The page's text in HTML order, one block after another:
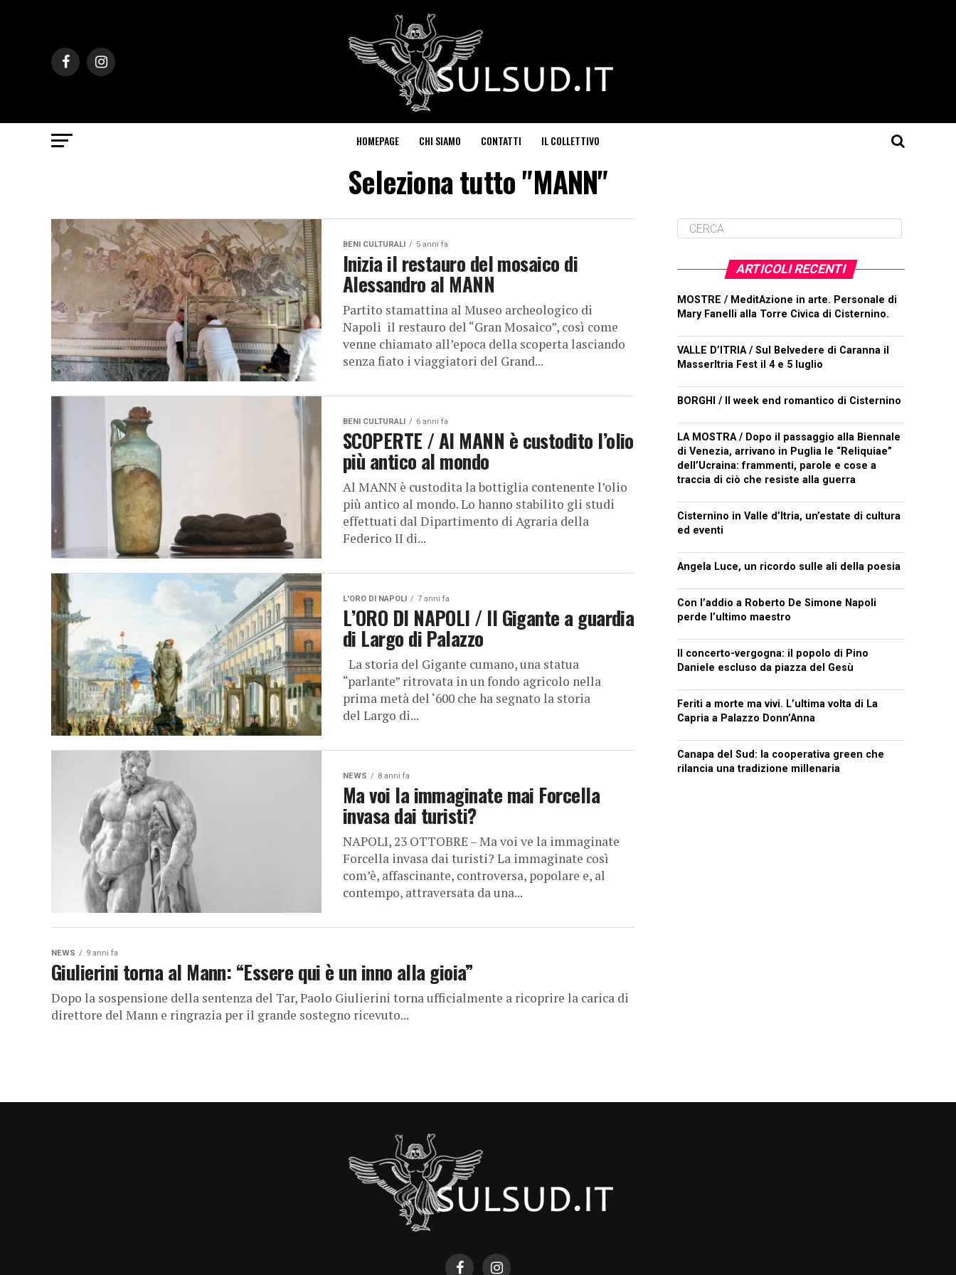
HOMEPAGE CHI SIAMO CONTATTI IL COLLETTIVO
Seleziona tutto "MANN"
BENI CULTURALI 5 anni fa
Inizia il restauro del mosaico di
Alessandro al MANN
Partito stamattina al Museo archeologico di
Napoli il restauro del “Gran Mosaico”, così come
venne chiamato all’epoca della scoperta lasciando
senza fiato i viaggiatori del Grand...
BENI CULTURALI 6 anni fa
SCOPERTE / Al MANN è custodito l’olio
più antico al mondo
Al MANN è custodita la bottiglia contenente l’olio
più antico al mondo. Lo hanno stabilito gli studi
effettuati dal Dipartimento di Agraria della
Federico II di...
L'ORO DI NAPOLI 7 anni fa
L’ORO DI NAPOLI / Il Gigante a guardia
di Largo di Palazzo
La storia del Gigante cumano, una statua
“parlante” ritrovata in un fondo agricolo nella
prima metà del ‘600 che ha segnato la storia
del Largo di...
NEWS 8 anni fa
Ma voi la immaginate mai Forcella
invasa dai turisti?
NAPOLI, 23 OTTOBRE – Ma voi ve la immaginate
Forcella invasa dai turisti? La immaginate così
com’è, affascinante, controversa, popolare e, al
contempo, attraversata da una...
NEWS 9 anni fa
Giulierini torna al Mann: “Essere qui è un inno alla gioia”
Dopo la sospensione della sentenza del Tar, Paolo Giulierini torna ufficialmente a ricoprire la carica di
direttore del Mann e ringrazia per il grande sostegno ricevuto...
ARTICOLI RECENTI
MOSTRE / MeditAzione in arte. Personale di
Mary Fanelli alla Torre Civica di Cisternino.
VALLE D’ITRIA / Sul Belvedere di Caranna il
MasserItria Fest il 4 e 5 luglio
BORGHI / Il week end romantico di Cisternino
LA MOSTRA / Dopo il passaggio alla Biennale
di Venezia, arrivano in Puglia le “Reliquiae”
dell’Ucraina: frammenti, parole e cose a
traccia di ciò che resiste alla guerra
Cisternino in Valle d’Itria, un’estate di cultura
ed eventi
Angela Luce, un ricordo sulle ali della poesia
Con l’addio a Roberto De Simone Napoli
perde l’ultimo maestro
Il concerto-vergogna: il popolo di Pino
Daniele escluso da piazza del Gesù
Feriti a morte ma vivi. L’ultima volta di La
Capria a Palazzo Donn’Anna
Canapa del Sud: la cooperativa green che
rilancia una tradizione millenaria